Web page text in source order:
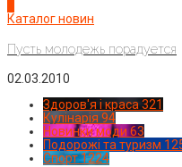
Каталог новин
Пусть молодежь порадуется
02.03.2010
Здоров'я і краса 321
Кулінарія 94
Новинки моди 63
Подорожі та туризм
Спорт1224